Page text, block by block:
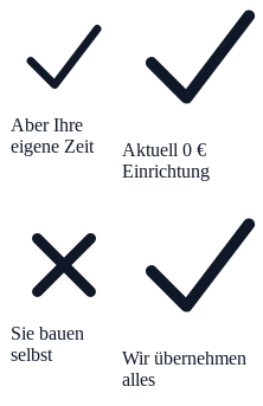
Aber Ihre
eigene Zeit
Aktuell 0 €
Einrichtung
Sie bauen
selbst
Wir übernehmen
alles